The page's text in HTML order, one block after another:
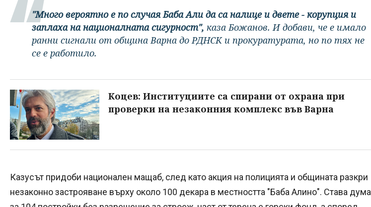
"Много вероятно е по случая Баба Али да са налице и двете - корупция и
заплаха на националната сигурност", каза Божанов. И добави, че е имало
ранни сигнали от община Варна до РДНСК и прокуратурата, но по тях не
се е работило.
Коцев: Институциите са спирани от охрана при
проверки на незаконния комплекс във Варна
Казусът придоби национален мащаб, след като акция на полицията и общината разкри
незаконно застрояване върху около 100 декара в местността "Баба Алино". Става дума